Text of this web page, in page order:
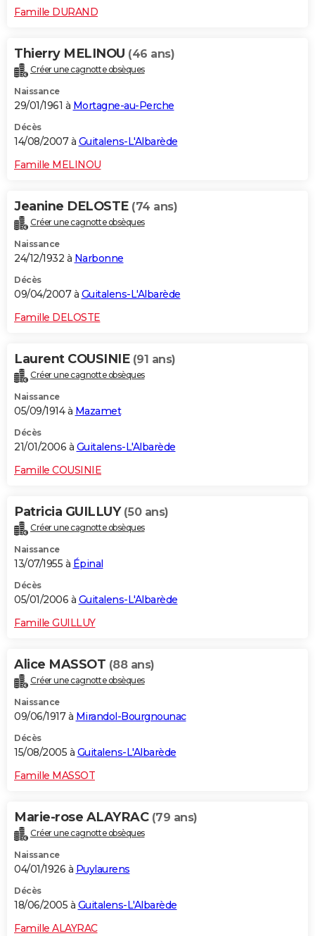
Famille DURAND
Thierry MELINOU (46 ans)
Créer une cagnotte obsèques
Naissance
29/01/1961 à Mortagne-au-Perche
Décès
14/08/2007 à Guitalens-L'Albarède
Famille MELINOU
Jeanine DELOSTE (74 ans)
Créer une cagnotte obsèques
Naissance
24/12/1932 à Narbonne
Décès
09/04/2007 à Guitalens-L'Albarède
Famille DELOSTE
Laurent COUSINIE (91 ans)
Créer une cagnotte obsèques
Naissance
05/09/1914 à Mazamet
Décès
21/01/2006 à Guitalens-L'Albarède
Famille COUSINIE
Patricia GUILLUY (50 ans)
Créer une cagnotte obsèques
Naissance
13/07/1955 à Épinal
Décès
05/01/2006 à Guitalens-L'Albarède
Famille GUILLUY
Alice MASSOT (88 ans)
Créer une cagnotte obsèques
Naissance
09/06/1917 à Mirandol-Bourgnounac
Décès
15/08/2005 à Guitalens-L'Albarède
Famille MASSOT
Marie-rose ALAYRAC (79 ans)
Créer une cagnotte obsèques
Naissance
04/01/1926 à Puylaurens
Décès
18/06/2005 à Guitalens-L'Albarède
Famille ALAYRAC